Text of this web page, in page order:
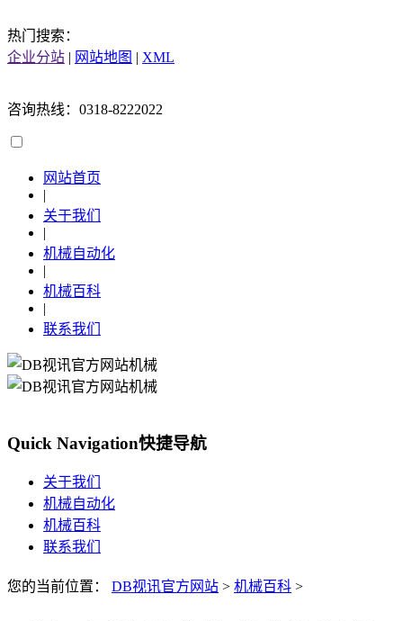
热门搜索：
企业分站 | 网站地图 | XML
咨询热线：0318-8222022
网站首页
|
关于我们
|
机械自动化
|
机械百科
|
联系我们
Quick Navigation快捷导航
关于我们
机械自动化
机械百科
联系我们
您的当前位置： DB视讯官方网站 > 机械百科 >